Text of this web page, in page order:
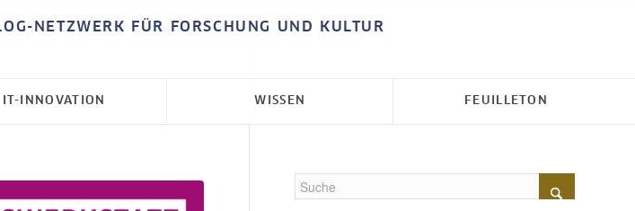
NETZWERK FÜR FORSCHUNG UND KULTUR
IT-INNOVATION WISSEN FEUILLETON